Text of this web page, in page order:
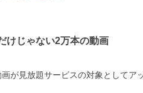
けじゃない2万本の動画
が見放題サービスの対象としてア